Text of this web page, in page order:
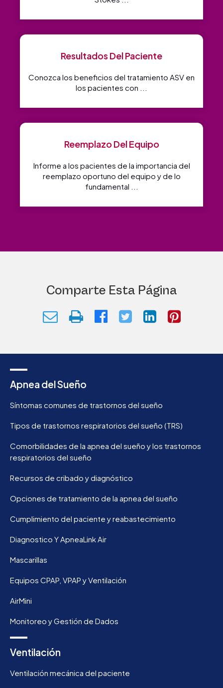
Resultados Del Paciente
Conozca los beneficios del tratamiento ASV en
los pacientes con ...
Reemplazo Del Equipo
Informe a los pacientes de la importancia del
reemplazo oportuno del equipo y de lo
fundamental ...
Comparte Esta Página
Apnea del Sueño
Síntomas comunes de trastornos del sueño
Tipos de trastornos respiratorios del sueño (TRS)
Comorbilidades de la apnea del sueño y los trastornos
respiratorios del sueño
Recursos de cribado y diagnóstico
Opciones de tratamiento de la apnea del sueño
Cumplimiento del paciente y reabastecimiento
Diagnostico Y ApneaLink Air
Mascarillas
Equipos CPAP, VPAP y Ventilación
AirMini
Monitoreo y Gestión de Dados
Ventilación
Ventilación mecánica del paciente